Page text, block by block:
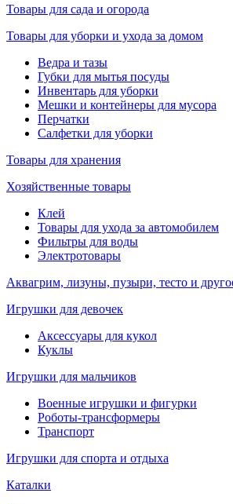
Товары для сада и огорода
Товары для уборки и ухода за домом
Ведра и тазы
Губки для мытья посуды
Инвентарь для уборки
Мешки и контейнеры для мусора
Перчатки
Салфетки для уборки
Товары для хранения
Хозяйственные товары
Клей
Товары для ухода за автомобилем
Фильтры для воды
Электротовары
Аквагрим, лизуны, пузыри, тесто и
Игрушки для девочек
Аксессуары для кукол
Куклы
Игрушки для мальчиков
Военные игрушки и фигурки
Роботы-трансформеры
Транспорт
Игрушки для спорта и отдыха
Каталки